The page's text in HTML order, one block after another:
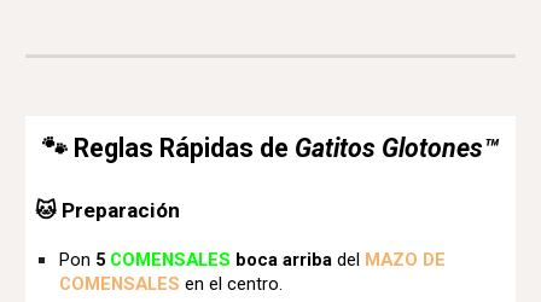
🐾 Reglas Rápidas de Gatitos Glotones™
🐱 Preparación
Pon 5 COMENSALES boca arriba del MAZO DE
COMENSALES en el centro.